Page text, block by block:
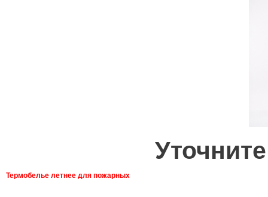
Термобелье летнее для пожарных